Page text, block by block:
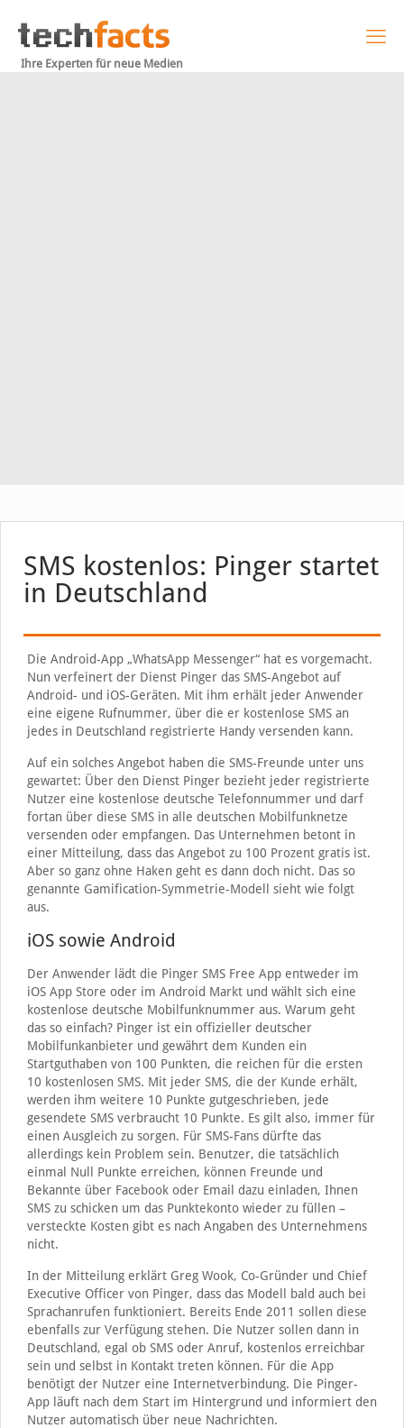
Ihre Experten für neue Medien
SMS kostenlos: Pinger startet
in Deutschland
Die Android-App „WhatsApp Messenger“ hat es vorgemacht.
Nun verfeinert der Dienst Pinger das SMS-Angebot auf
Android- und iOS-Geräten. Mit ihm erhält jeder Anwender
eine eigene Rufnummer, über die er kostenlose SMS an
jedes in Deutschland registrierte Handy versenden kann.
Auf ein solches Angebot haben die SMS-Freunde unter uns
gewartet: Über den Dienst Pinger bezieht jeder registrierte
Nutzer eine kostenlose deutsche Telefonnummer und darf
fortan über diese SMS in alle deutschen Mobilfunknetze
versenden oder empfangen. Das Unternehmen betont in
einer Mitteilung, dass das Angebot zu 100 Prozent gratis ist.
Aber so ganz ohne Haken geht es dann doch nicht. Das so
genannte Gamification-Symmetrie-Modell sieht wie folgt
aus.
iOS sowie Android
Der Anwender lädt die Pinger SMS Free App entweder im
iOS App Store oder im Android Markt und wählt sich eine
kostenlose deutsche Mobilfunknummer aus. Warum geht
das so einfach? Pinger ist ein offizieller deutscher
Mobilfunkanbieter und gewährt dem Kunden ein
Startguthaben von 100 Punkten, die reichen für die ersten
10 kostenlosen SMS. Mit jeder SMS, die der Kunde erhält,
werden ihm weitere 10 Punkte gutgeschrieben, jede
gesendete SMS verbraucht 10 Punkte. Es gilt also, immer für
einen Ausgleich zu sorgen. Für SMS-Fans dürfte das
allerdings kein Problem sein. Benutzer, die tatsächlich
einmal Null Punkte erreichen, können Freunde und
Bekannte über Facebook oder Email dazu einladen, Ihnen
SMS zu schicken um das Punktekonto wieder zu füllen –
versteckte Kosten gibt es nach Angaben des Unternehmens
nicht.
In der Mitteilung erklärt Greg Wook, Co-Gründer und Chief
Executive Officer von Pinger, dass das Modell bald auch bei
Sprachanrufen funktioniert. Bereits Ende 2011 sollen diese
ebenfalls zur Verfügung stehen. Die Nutzer sollen dann in
Deutschland, egal ob SMS oder Anruf, kostenlos erreichbar
sein und selbst in Kontakt treten können. Für die App
benötigt der Nutzer eine Internetverbindung. Die Pinger-
App läuft nach dem Start im Hintergrund und informiert den
Nutzer automatisch über neue Nachrichten.